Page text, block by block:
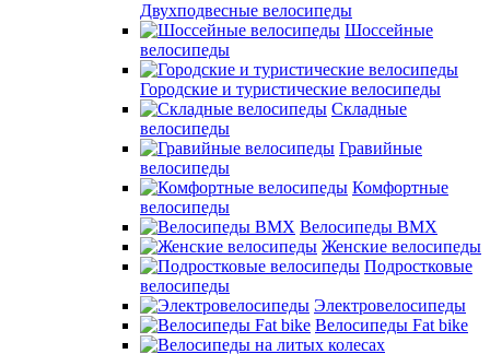
Двухподвесные велосипеды
Шоссейные
велосипеды
Городские и туристические велосипеды
Складные
велосипеды
Гравийные
велосипеды
Комфортные
велосипеды
Велосипеды BMX
Женские велосипеды
Подростковые
велосипеды
Электровелосипеды
Велосипеды Fat bike